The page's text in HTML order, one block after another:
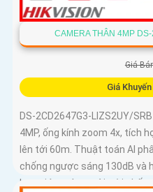
CAMERA THÂN 4MP
Giá
Giá
DS-2CD2647G3-LIZS2UY/
4MP, ống kính zoom 4x, tích
lên tới 60m. Thuật toán AI
chống ngược sáng 130dB và
hợp giám sát ngoài trời